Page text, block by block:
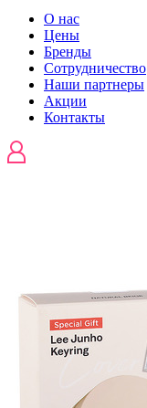
О нас
Цены
Бренды
Сотрудничество
Наши партнеры
Акции
Контакты